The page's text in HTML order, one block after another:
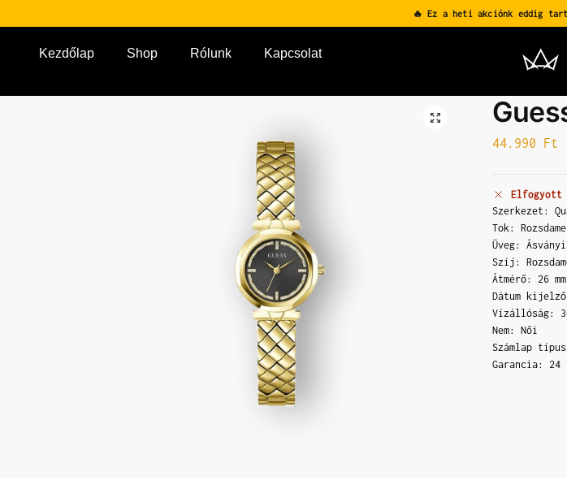
🔥 Ez a heti akciónk eddig
Kezdőlap Shop Rólunk Kapcsolat
44.990 Ft
Elfogyott
Szerkezet:
Tok:
Üveg: Ásványi
Szíj:
Átmérő: 26 mm
Dátum
Vízállóság:
Nem: Női
Számlap
Garancia: 24